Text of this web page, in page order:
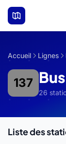
Aller au contenu
Accueil Lignes
137
26
Liste des